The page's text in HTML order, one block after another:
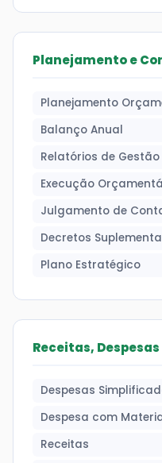
Planejamento e
Planejamento
Balanço Anual
Relatórios de Gestão
Execução
Julgamento de
Decretos
Plano Estratégico
Receitas, Despesas
Despesas
Despesa com
Receitas